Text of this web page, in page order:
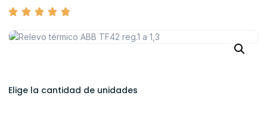
Elige la cantidad de unidades